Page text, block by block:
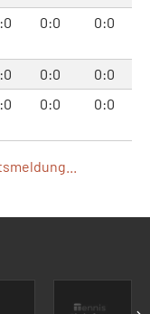
0:0 0:0
0:0
0:0
0:0 0:0